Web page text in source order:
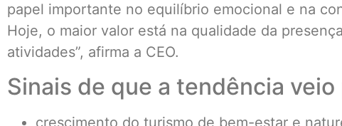
papel importante no equilíbrio emocional e na
Hoje, o maior valor está na qualidade da
atividades”, afirma a CEO.
Sinais de que a tendência
crescimento do turismo de bem-estar e